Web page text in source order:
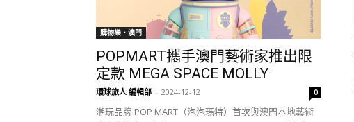
購物樂‧澳門
POPMART攜手澳門藝術家推出限
定款 MEGA SPACE MOLLY
環球旅人 編輯部 - 2024-12-12 0
潮玩品牌 POP MART（泡泡瑪特）首次與澳門本地藝術